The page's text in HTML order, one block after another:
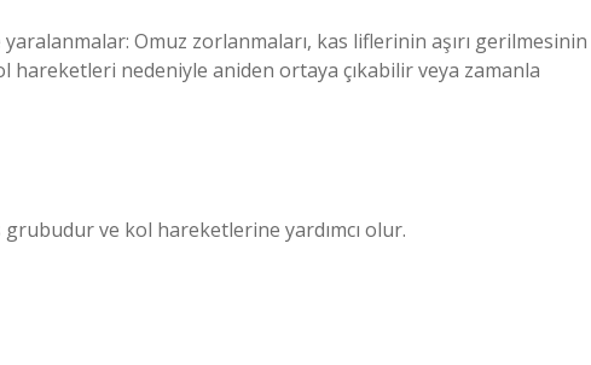
Omuz zorlanmaları, kas liflerinin aşırı gerilmesinin
hareketleri nedeniyle aniden ortaya çıkabilir veya zamanla
ve kol hareketlerine yardımcı olur.